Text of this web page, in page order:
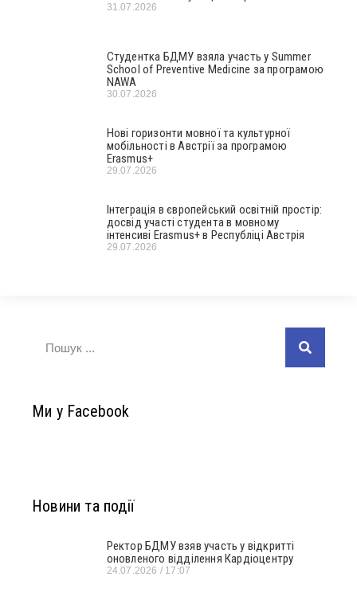
31.07.2026
Студентка БДМУ взяла участь у Summer
School of Preventive Medicine за програмою
NAWA
30.07.2026
Нові горизонти мовної та культурної
мобільності в Австрії за програмою
Erasmus+
29.07.2026
Інтеграція в європейський освітній простір:
досвід участі студента в мовному
інтенсиві Erasmus+ в Республіці Австрія
29.07.2026
Ми у Facebook
Новини та події
Ректор БДМУ взяв участь у відкритті
оновленого відділення Кардіоцентру
24.07.2026 17:07